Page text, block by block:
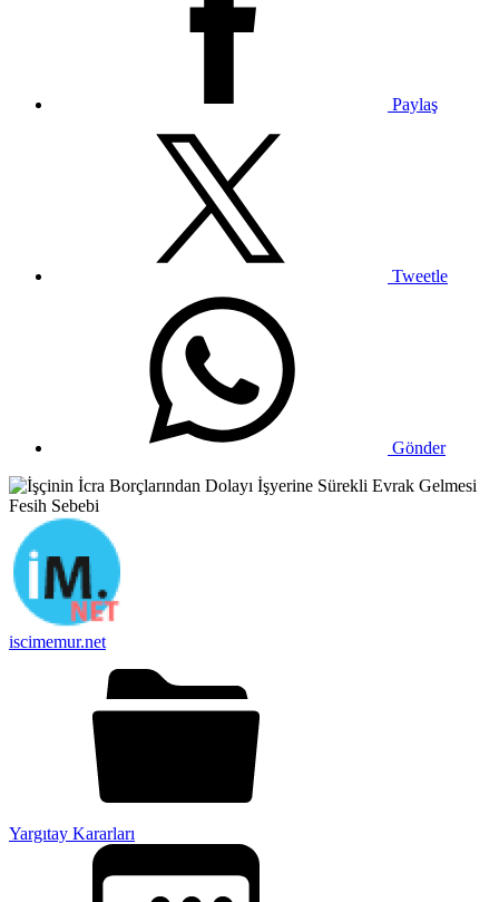
Paylaş
Tweetle
Gönder
iscimemur.net
Yargıtay Kararları